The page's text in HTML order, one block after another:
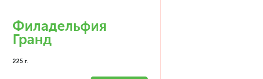
Филадельфия
Гранд
225 г.